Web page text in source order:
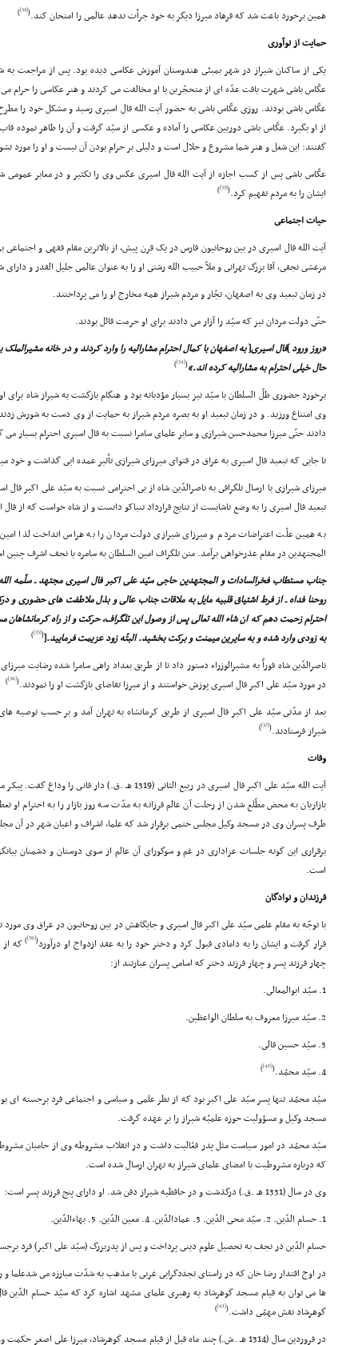
همین برخورد باعث شد که فرهاد میرزا دیگر به خود جرأت ندهد عالمى را امتحان کند.(
[32]
)
حمایت از نوآورى
یکى از ساکنان شیراز در شهر بمبئى هندوستان آموزش عکاسى دیده بود. پس از مراجعت به
عکّاس باشى شهرت یافت عدّه اى از متحجّرین با او مخالفت مى کردند و هنر عکاسى را حرام مى
عکّاس باشى بودند. روزى عکّاس باشى به حضور آیت الله فال اسیرى رسید و مشکل خود را
از او بگیرد. عکّاس باشى دوربین عکاسى را آماده و عکسى از سیّد گرفت و آن را ظاهر نموده
گفتند: این شغل و هنر شما مشروع و حلال است و دلیلى بر حرام بودن آن نیست و او را مورد
عکّاس باشى پس از کسب اجازه از آیت الله فال اسیرى عکس وى را تکثیر و در معابر عمومى
ایشان را به مردم تفهیم کرد.(
[33]
)
حیات اجتماعى
آیت الله فال اسیرى در بین روحانیون فارس در یک قرن پیش، از بالاترین مقام فقهى و
مرعشى نجفى، آقا بزرگ تهرانى و ملاّ حبیب الله رشتى او را به عنوان عالمى جلیل القدر و
در زمان تبعید وى به اصفهان، تجّار و مردم شیراز همه مخارج او را مى پرداختند.
حتّى دولت مردان نیز که سیّد را آزار مى دادند براى او حرمت قائل بودند.
«روز ورود]فال اسیرى[به اصفهان با کمال احترام مشارالیه را وارد کردند و در خانه
حال خیلى احترام به مشارالیه کرده اند.»(
[34]
)
برخورد حضورى ظلّ السلطان با سیّد نیز بسیار مؤدبانه بود و هنگام بازگشت به شیراز شاه براى
وى امتناع ورزید. و در زمان تبعید او به بصره مردم شیراز به حمایت از وى دست به شورش
دادند حتّى میرزا محمدحسن شیرازى و سایر علماى سامرا نسبت به فال اسیرى احترام بسیار مى
تا جایى که تبعید فال اسیرى به عراق در فتواى میرزاى شیرازى تأثیر عمده ایى گذاشت و خود
میرزاى شیرازى با ارسال تلگرافى به ناصرالدّین شاه از بى احترامى نسبت به سیّد على اکبر
تبعید فال اسیرى را به وضع ناشایست از نتایج قرارداد تنباکو دانست و از شاه خواست که از
به همین علّت اعتراضات مردم و میرزاى شیرازى دولت مردان را به هراس انداخت لذا
المجتهدین در مقام عذرخواهى برآمد. متن تلگراف امین السلطان به سامره یا نجف اشرف
جناب مستطاب فخرالسادات و المجتهدین حاجى سیّد على اکبر فال اسیرى مجتهد ـ سلّمه
روحنا فداه ـ از فرط اشتیاق قلبیه مایل به ملاقات جناب عالى و بذل ملاطفت هاى حضورى
احترام زحمت دهم که ان شاء الله تعالى پس از وصول این تلگراف، حرکت و از راه کرمانشاهان
به زودى وارد شده و به سایرین میمنت و برکت بخشید. البتّه زود عزیمت فرمایید.[
(
[35]
)
ناصرالدّین شاه فوراً به مشیرالوزراء دستور داد تا از طریق بغداد راهى سامرا شده رضایت
در مورد سیّد على اکبر فال اسیرى پوزش خواستند و از میرزا تقاضاى بازگشت او را نمودند.(
[36]
)
بعد از مدّتى سیّد على اکبر فال اسیرى از طریق کرمانشاه به تهران آمد و بر حسب توصیه
شیراز فرستادند.(
[37]
)
وفات
آیت الله سیّد على اکبر فال اسیرى در ربیع الثانى (1319 هـ
بازاریان به محض مطّلع شدن از رحلت آن عالم فرزانه به مدّت سه روز بازار را به احترام او
طرف پسران وى در مسجد وکیل مجلس ختمى برقرار شد که علما، اشراف و اعیان شهر در آن
برقرارى این گونه جلسات عزادارى در غم و سوگوراى آن عالم از سوى دوستان و دشمنان
است.
فرزندان و نوادگان
با توجّه به مقام علمى سیّد على اکبر فال اسیرى و جایگاهش در بین روحانیون در عراق وى
قرار گرفت و ایشان را به دامادى قبول کرد و دختر خود را به عقد ازدواج او درآورد(
[39]
)که از
چهار فرزند پسر و چهار فرزند دختر که اسامى پسران عبارتند از:
1. سیّد ابوالمعالى.
2. سیّد میرزا معروف به سلطان الواعظین.
3. سیّد حسین فالى.
4. سیّد محمّد.
(
[40]
)
سیّد محمّد تنها پسر سیّد على اکبر بود که از نظر علمى و سیاسى و اجتماعى فرد برجسته
مسجد وکیل و مسؤولیت حوزه علمیّه شیراز را بر عهده گرفت.
سیّد محمّد در امور سیاست مثل پدر فعّالیت داشت و در انقلاب مشروطه وى از حامیان
که درباره مشروطیت با امضاى علماى شیراز به تهران ارسال شده است.
وى در سال (1331 هـ .ق.) درگذشت و در حافظیه شیراز دفن شد. او داراى پنج فرزند پسر است:
1. حسام الدّین. 2. سیّد محى الدّین. 3. عمادالدّین. 4. معین الدّین. 5. بهاءالدّین.
حسام الدّین در نجف به تحصیل علوم دینى پرداخت و پس از پدربزرگ (سیّد على اکبر) فرد
در اوج اقتدار رضا خان که در راستاى تجددگرایى غربى با مذهب به شدّت مبارزه مى شدعلما و
ها مى توان به قیام مسجد گوهرشاد به رهبرى علماى مشهد اشاره کرد که سیّد حسام
گوهرشاد نقش مهمّى داشت.(
[41]
)
در فروردین سال (1314 هـ .ش.) چند ماه قبل از قیام مسجد گوهرشاد، میرزا على